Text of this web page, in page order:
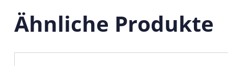
Ähnliche Produkte